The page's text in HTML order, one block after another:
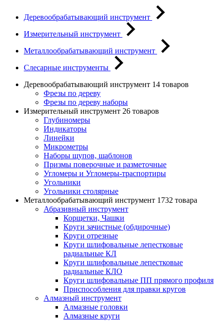
Деревообрабатывающий инструмент
Измерительный инструмент
Металлообрабатывающий инструмент
Слесарные инструменты
Деревообрабатывающий инструмент 14 товаров
Фрезы по дереву
Фрезы по дереву наборы
Измерительный инструмент 26 товаров
Глубиномеры
Индикаторы
Линейки
Микрометры
Наборы щупов, шаблонов
Призмы поверочные и разметочные
Угломеры и Угломеры-траспортиры
Угольники
Угольники столярные
Металлообрабатывающий инструмент 1732 товара
Абразивный инструмент
Корщетки, Чашки
Круги зачистные (обдирочные)
Круги отрезные
Круги шлифовальные лепестковые
радиальные КЛ
Круги шлифовальные лепестковые
радиальные КЛО
Круги шлифовальные ПП прямого профиля
Приспособления для правки кругов
Алмазный инструмент
Алмазные головки
Алмазные круги